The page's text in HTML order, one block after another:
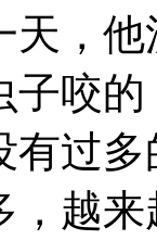
天，
子咬
有过
，越